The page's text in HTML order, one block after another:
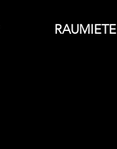
RAUMIETE